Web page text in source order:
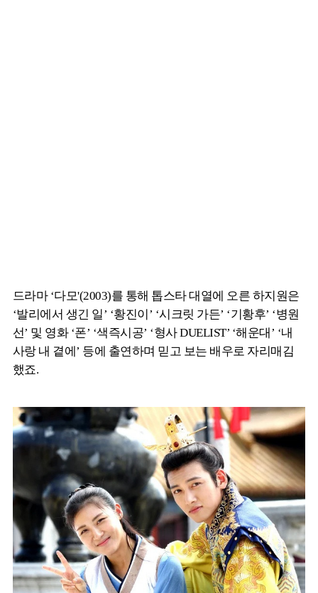
드라마 ‘다모'(2003)를 통해 톱스타 대열에 오른 하지원은
‘발리에서 생긴 일’ ‘황진이’ ‘시크릿 가든’ ‘기황후’ ‘병원
선’ 및 영화 ‘폰’ ‘색즉시공’ ‘형사 DUELIST’ ‘해운대’ ‘내
사랑 내 곁에’ 등에 출연하며 믿고 보는 배우로 자리매김
했죠.